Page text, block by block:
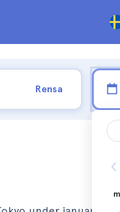
Rensa